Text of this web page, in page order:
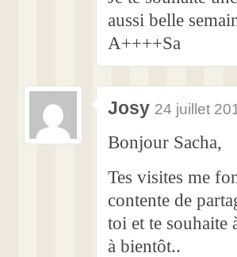
aussi belle
A++++Sa
Josy 24 juillet
Bonjour Sacha,
Tes visites me
contente de
toi et te souhaite
à bientôt..